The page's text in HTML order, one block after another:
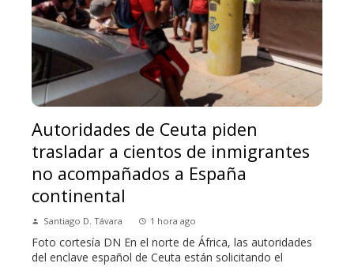
Autoridades de Ceuta piden
trasladar a cientos de inmigrantes
no acompañados a España
continental
Santiago D. Távara 1 hora ago
Foto cortesía DN En el norte de África, las autoridades
del enclave español de Ceuta están solicitando el